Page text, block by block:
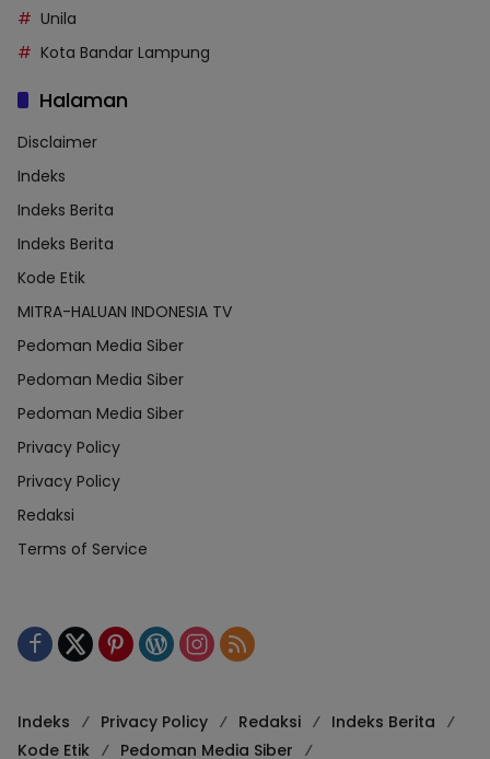
Unila
Kota Bandar Lampung
Halaman
Disclaimer
Indeks
Indeks Berita
Indeks Berita
Kode Etik
MITRA-HALUAN INDONESIA TV
Pedoman Media Siber
Pedoman Media Siber
Pedoman Media Siber
Privacy Policy
Privacy Policy
Redaksi
Terms of Service
Indeks Privacy Policy Redaksi
Indeks Berita
Kode Etik
Pedoman Media Siber